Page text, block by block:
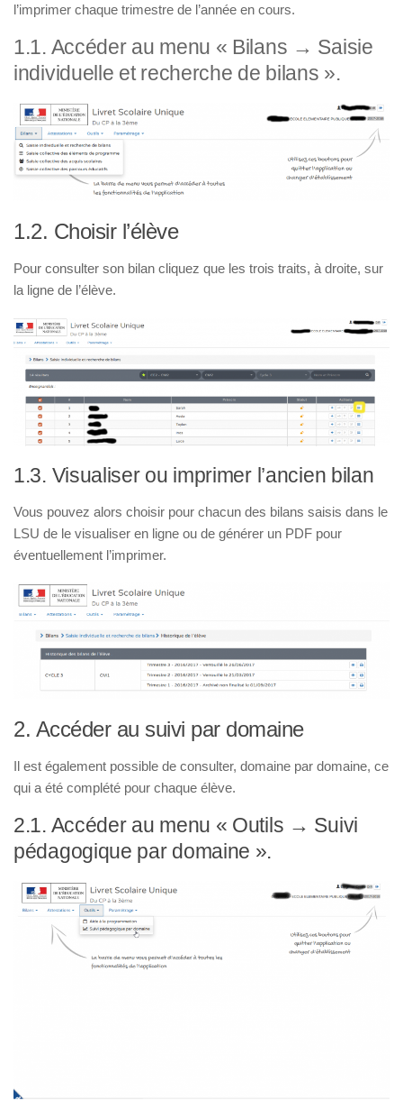
l’imprimer chaque trimestre de l’année en cours.
1.1. Accéder au menu « Bilans → Saisie
individuelle et recherche de bilans ».
1.2. Choisir l’élève
Pour consulter son bilan cliquez que les trois traits, à droite, sur
la ligne de l’élève.
1.3. Visualiser ou imprimer l’ancien bilan
Vous pouvez alors choisir pour chacun des bilans saisis dans le
LSU de le visualiser en ligne ou de générer un PDF pour
éventuellement l’imprimer.
2. Accéder au suivi par domaine
Il est également possible de consulter, domaine par domaine, ce
qui a été complété pour chaque élève.
2.1. Accéder au menu « Outils → Suivi
pédagogique par domaine ».